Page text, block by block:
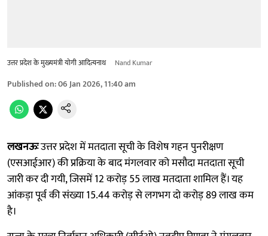
उत्तर प्रदेश के मुख्यमंत्री योगी आदित्यनाथ Nand Kumar
Published on:06 Jan 2026, 11:40 am
लखनऊःउत्तर प्रदेश में मतदाता सूची के विशेष गहन पुनरीक्षण
(एसआईआर) की प्रक्रिया के बाद मंगलवार को मसौदा मतदाता सूची
जारी कर दी गयी, जिसमें 12 करोड़ 55 लाख मतदाता शामिल हैं। यह
आंकड़ा पूर्व की संख्या 15.44 करोड़ से लगभग दो करोड़ 89 लाख कम
है।